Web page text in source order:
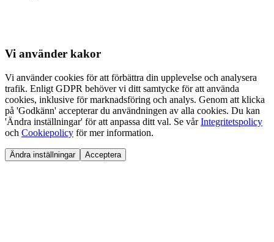
Vi använder kakor
Vi använder cookies för att förbättra din upplevelse och analysera
trafik. Enligt GDPR behöver vi ditt samtycke för att använda
cookies, inklusive för marknadsföring och analys. Genom att klicka
på 'Godkänn' accepterar du användningen av alla cookies. Du kan
'Ändra inställningar' för att anpassa ditt val. Se vårIntegritetspolicy
och Cookiepolicy för mer information.
Ändra inställningar Acceptera